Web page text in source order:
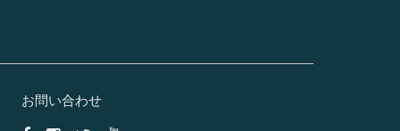
お問い合わせ